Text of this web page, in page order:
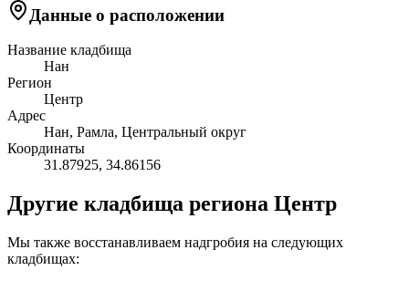
Данные о расположении
Название кладбища
Нан
Регион
Центр
Адрес
Нан, Рамла, Центральный округ
Координаты
31.87925, 34.86156
Другие кладбища региона Центр
Мы также восстанавливаем надгробия на следующих
кладбищах: